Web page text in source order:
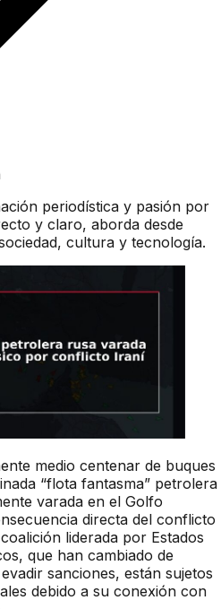
periodística y pasión por
y claro, aborda desde
cultura y tecnología.
medio centenar de buques
“flota fantasma” petrolera
varada en el Golfo
directa del conflicto
liderada por Estados
que han cambiado de
sanciones, están sujetos
debido a su conexión con